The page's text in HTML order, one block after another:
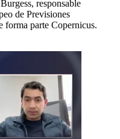
responsable
de Previsiones
forma parte Copernicus.